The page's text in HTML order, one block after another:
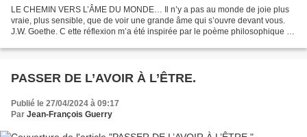
LE CHEMIN VERS L’ÂME DU MONDE… Il n’y a pas au monde de joie plus
vraie, plus sensible, que de voir une grande âme qui s’ouvre devant vous.
J.W. Goethe. C ette réflexion m’a été inspirée par le poème philosophique de
PASSER DE L’AVOIR À L’ÊTRE.
Publié le 27/04/2024 à 09:17
Par Jean-François Guerry